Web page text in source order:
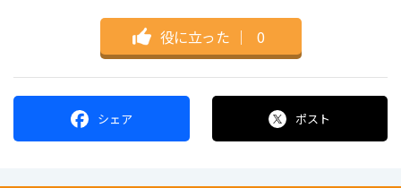
役に立った ｜ 0
シェア ポスト